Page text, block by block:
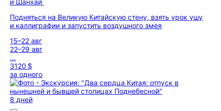
и Шанхай
Подняться на Великую Китайскую стену, взять урок ушу
и каллиграфии и запустить воздушного змея
15–22 авг
22–29 авг
...
3120 $
за одного
8 дней